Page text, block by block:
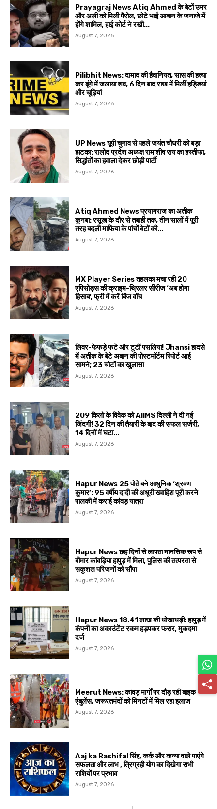
Prayagraj News Atiq Ahmed के बेटों उमर
और अली को मिली पैरोल, छोटे भाई आबान के जनाजे में
होंगे शामिल, हाई कोर्ट ने रखी...
August 7, 2026
Pilibhit News: दामाद की हैवानियत, सास की हत्या
कर बूंगे में जलाया शव, 6 दिन बाद राख में मिलीं हड्डियां
और चूड़ियां
August 7, 2026
UP News यूपी चुनाव से पहले जयंत चौधरी को बड़ा
झटका: रालोद प्रदेश अध्यक्ष रामाशीष राय का इस्तीफा,
सिद्धांतों का हवाला देकर छोड़ी पार्टी
August 7, 2026
Atiq Ahmed News प्रयागराज का अतीक
कुनबा: रसूख के दौर से तबाही तक, तीन सालों में पूरी
तरह बदली माफिया के पांचों बेटों की...
August 7, 2026
MX Player Series तहलका मचा रही 20
एपिसोड्स की क्राइम-थ्रिलर सीरीज ‘अब होगा
हिसाब’, फ्री में करें बिंज वॉच
August 7, 2026
लिवर-फेफड़े फटे और टूटीं पसलियां! Jhansi हादसे
में अतीक के बेटे अबान की पोस्टमॉर्टम रिपोर्ट आई
सामने; 23 चोटों का खुलासा
August 7, 2026
209 किलो के विवेक को AIIMS दिल्ली ने दी नई
जिंदगी! 32 दिन की तैयारी के बाद की सफल सर्जरी,
14 दिनों में घटा...
August 7, 2026
Hapur News 25 पोते बने आधुनिक ‘श्रवण
कुमार’: 95 वर्षीय दादी की अधूरी ख्वाहिश पूरी करने
पालकी में कराई कांवड़ यात्रा
August 7, 2026
Hapur News छह दिनों से लापता मानसिक रूप से
बीमार कांवड़िया हापुड़ में मिला, पुलिस की तत्परता से
सकुशल परिजनों को सौंपा
August 7, 2026
Hapur News 18.41 लाख की धोखाधड़ी: हापुड़ में
कंपनी का अकाउंटेंट रकम हड़पकर फरार, मुकदमा
दर्ज
August 7, 2026
Meerut News: कांवड़ मार्गों पर दौड़ रहीं बाइक
एंबुलेंस, जरूरतमंदों को मिनटों में मिल रहा इलाज
August 7, 2026
Aaj ka Rashifal सिंह, कर्क और कन्या वाले पाएंगे
सफलता और लाभ , त्रिग्रही योग का दिखेगा सभी
राशियों पर प्रभाव
August 7, 2026